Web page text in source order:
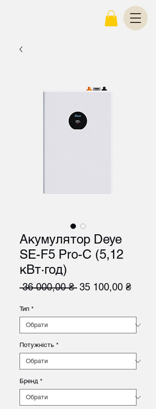
Акумулятор Deye
SE-F5 Pro-C (5,12
кВт·год)
36 000,00 ₴ Звичайна
35 100,00 ₴За
Тип *
Потужність *
Бренд *